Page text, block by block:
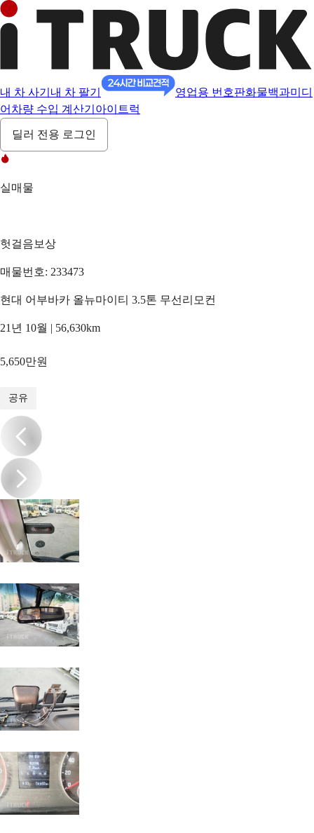
내 차 사기 내 차 팔기 영업용 번호판화물백과미디
어 차량 수입 계산기 아이트럭
딜러 전용 로그인
실매물
헛걸음보상
매물번호: 233473
현대 어부바카 올뉴마이티 3.5톤 무선리모컨
21년 10월 | 56,630km
5,650만원
공유
/20